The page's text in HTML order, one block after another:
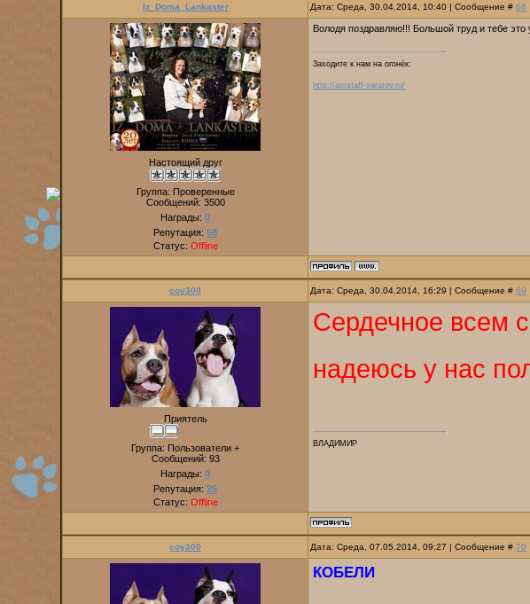
Iz_Doma_Lankaster Дата: Среда, 30.04.2014, 10:40 | Сообщение # 68
Настоящий друг
Группа: Проверенные
Сообщений: 3500
Награды: 0
Репутация: 58
Статус: Offline
Володя поздравляю!!! Большой труд и тебе это
Заходите к нам на огонёк:
http://amstaff-saratov.ru/
coy300 Дата: Среда, 30.04.2014, 16:29 | Сообщение # 69
Приятель
Группа: Пользователи +
Сообщений: 93
Награды: 0
Репутация: 25
Статус: Offline
Сердечное всем
надеюсь у нас
ВЛАДИМИР
coy300 Дата: Среда, 07.05.2014, 09:27 | Сообщение # 70
КОБЕЛИ